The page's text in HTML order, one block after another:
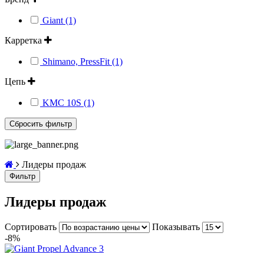
Giant (1)
Карретка
Shimano, PressFit (1)
Цепь
KMC 10S (1)
Лидеры продаж
Фильтр
Лидеры продаж
Сортировать
Показывать
-8%